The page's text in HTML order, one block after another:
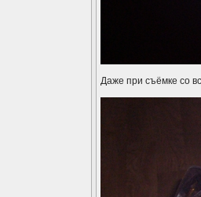
Даже при съёмке со